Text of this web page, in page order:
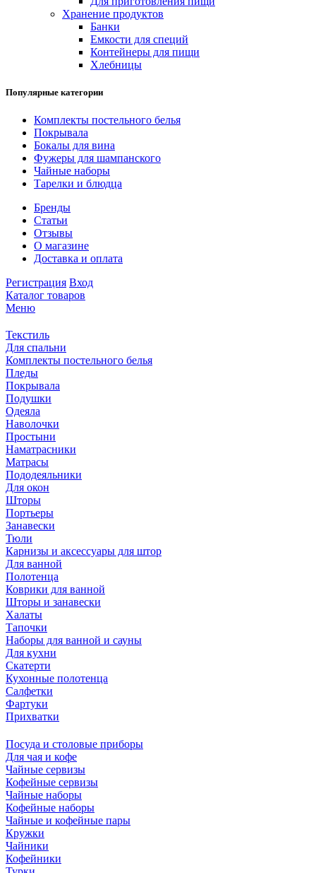
Хранение продуктов
Банки
Емкости для специй
Контейнеры для пищи
Хлебницы
Популярные категории
Комплекты постельного белья
Покрывала
Бокалы для вина
Фужеры для шампанского
Чайные наборы
Тарелки и блюдца
Бренды
Статьи
Отзывы
О магазине
Доставка и оплата
Регистрация Вход
Каталог товаров
Меню
Текстиль
Для спальни
Комплекты постельного белья
Пледы
Покрывала
Подушки
Одеяла
Наволочки
Простыни
Наматрасники
Матрасы
Пододеяльники
Для окон
Шторы
Портьеры
Занавески
Тюли
Карнизы и аксессуары для штор
Для ванной
Полотенца
Коврики для ванной
Шторы и занавески
Халаты
Тапочки
Наборы для ванной и сауны
Для кухни
Скатерти
Кухонные полотенца
Салфетки
Фартуки
Прихватки
Посуда и столовые приборы
Для чая и кофе
Чайные сервизы
Кофейные сервизы
Чайные наборы
Кофейные наборы
Чайные и кофейные пары
Кружки
Чайники
Кофейники